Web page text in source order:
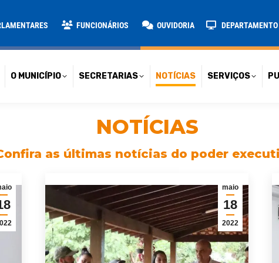
FUNCIONÁRIOS OUVIDORIA
O MUNICÍPIO SECRETARIAS NOTÍCIAS SERVIÇOS
NOTÍCIAS
as últimas notícias do poder
maio
18
2022